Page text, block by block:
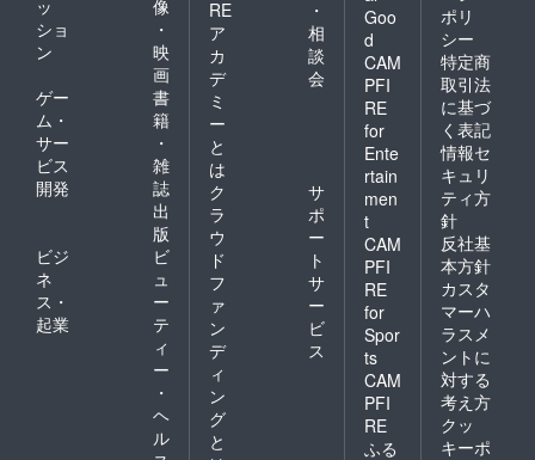
ッ
ショ
ン
像
・
映
画
ゲー
ム・
サー
ビス
開発
書
籍
・
雑
誌
出
版
ビジ
ネ
ス・
起業
ビ
ュ
ー
テ
ィ
ー
・
ヘ
ル
RE
ア
カ
デ
ミ
ー
と
は
・
相
談
会
ク
ラ
ウ
ド
フ
ァ
ン
デ
ィ
ン
グ
と
サ
ポ
ー
ト
サ
ー
ビ
ス
Goo
d
CAM
PFI
RE
for
Ente
rtain
men
t
CAM
PFI
RE
for
Spor
ts
CAM
PFI
RE
ふる
ポリ
シー
特定商
取引法
に基づ
く表記
情報セ
キュリ
ティ方
針
反社基
本方針
カスタ
マーハ
ラスメ
ントに
対する
考え方
クッ
キーポ